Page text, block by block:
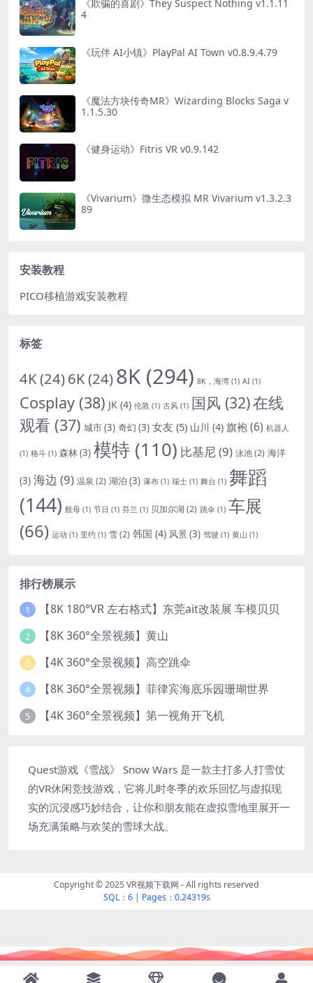
《欺骗的喜剧》They Suspect Nothing v1.1.11
4
《玩伴 AI小镇》PlayPal AI Town v0.8.9.4.79
《魔法方块传奇MR》Wizarding Blocks Saga v
1.1.5.30
《健身运动》Fitris VR v0.9.142
《Vivarium》微生态模拟 MR Vivarium v1.3.2.3
89
安装教程
PICO移植游戏安装教程
标签
4K(24)6K(24)8K (294) 8K，海湾 (1) AI (1)
Cosplay (38) JK (4) 伦敦 (1) 古风 (1) 国风 (32)在线
观看 (37) 城市(3) 奇幻 (3) 女友 (5) 山川 (4) 旗袍(6) 机器人
(1) 格斗 (1) 森林(3) 模特 (110) 比基尼(9) 泳池(2) 海洋
(3) 海边 (9) 温泉 (2) 湖泊 (3) 瀑布 (1) 瑞士 (1) 舞台 (1) 舞蹈
(144) 航母 (1) 节日 (1) 芬兰 (1) 贝加尔湖 (2) 跳伞 (1) 车展
(66) 运动 (1) 里约 (1) 雪(2) 韩国 (4) 风景(3) 驾驶 (1) 黄山 (1)
排行榜展示
1 【8K 180°VR 左右格式】东莞ait改装展 车模贝贝
2 【8K 360°全景视频】黄山
3 【4K 360°全景视频】高空跳伞
4 【8K 360°全景视频】菲律宾海底乐园珊瑚世界
5 【4K 360°全景视频】第一视角开飞机
Quest游戏《雪战》 Snow Wars 是一款主打多人打雪仗
的VR休闲竞技游戏，它将儿时冬季的欢乐回忆与虚拟现
实的沉浸感巧妙结合，让你和朋友能在虚拟雪地里展开一
场充满策略与欢笑的雪球大战。
Copyright © 2025 VR视频下载网 - All rights reserved
SQL：6| Pages：0.24319s